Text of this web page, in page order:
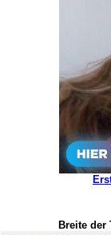
Breite der